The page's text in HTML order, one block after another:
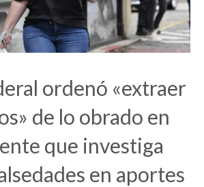
ordenó «extraer
de lo obrado en
que investiga
en aportes